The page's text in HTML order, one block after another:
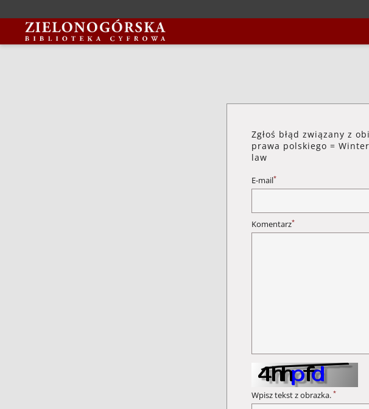
Zgłoś błąd związany z
prawa polskiego =
law
E-mail*
Komentarz*
Wpisz tekst z obrazka. *